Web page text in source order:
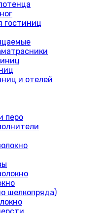
гостиниц
и отелей
перо
шелкопряда)